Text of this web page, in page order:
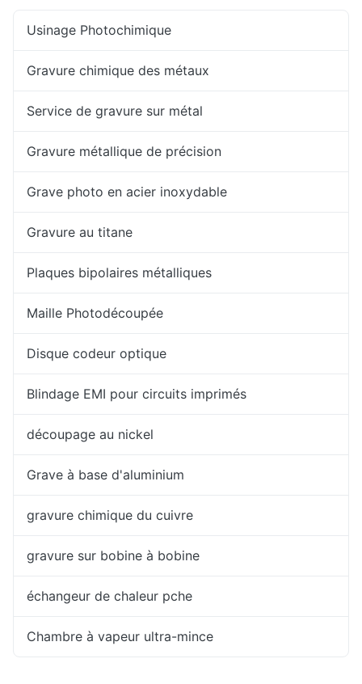
Usinage Photochimique
Gravure chimique des métaux
Service de gravure sur métal
Gravure métallique de précision
Grave photo en acier inoxydable
Gravure au titane
Plaques bipolaires métalliques
Maille Photodécoupée
Disque codeur optique
Blindage EMI pour circuits imprimés
découpage au nickel
Grave à base d'aluminium
gravure chimique du cuivre
gravure sur bobine à bobine
échangeur de chaleur pche
Chambre à vapeur ultra-mince